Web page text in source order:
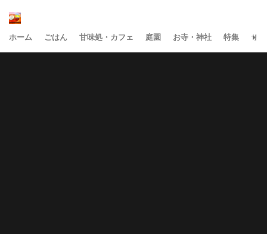
ホーム ごはん 甘味処・カフェ 庭園 お寺・神社 特集 サ